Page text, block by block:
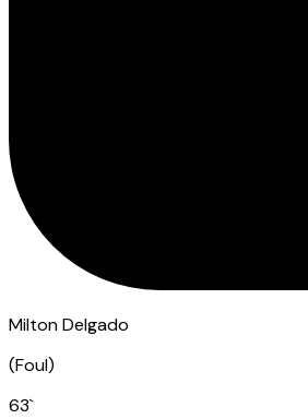
Milton Delgado
(Foul)
63`